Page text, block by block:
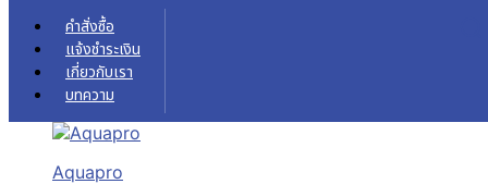
Skip to content
คำสั่งซื้อ
แจ้งชำระเงิน
เกี่ยวกับเรา
บทความ
Aquapro
Gaming Gear
หน้าแรก สินค้า Gaming Gear